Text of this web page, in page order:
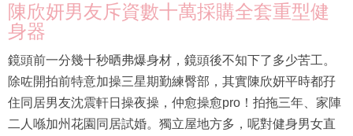
陳欣妍男友斥資數十萬採購全套重型健
身器
鏡頭前一分幾十秒晒弗爆身材，鏡頭後不知下了多少苦工。
除咗開拍前特意加操三星期勤練臀部，其實陳欣妍平時都孖
住同居男友沈震軒日操夜操，仲愈操愈pro！拍拖三年、家陣
二人喺加州花園同居試婚。獨立屋地方多，呢對健身男女直